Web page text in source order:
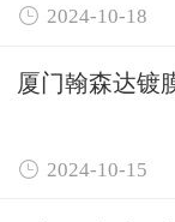
 2024-10-18
厦门翰森达镀
 2024-10-15